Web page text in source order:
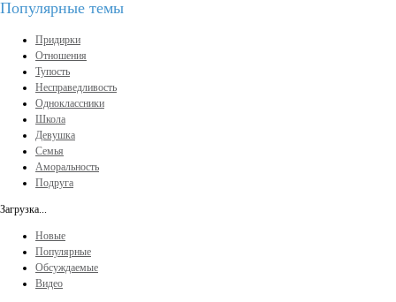
Популярные темы
Придирки
Отношения
Тупость
Несправедливость
Одноклассники
Школа
Девушка
Семья
Аморальность
Подруга
Загрузка...
Новые
Популярные
Обсуждаемые
Видео